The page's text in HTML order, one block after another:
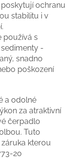
ochranu
stabilitu i v
používá s
-
snadno
poškození
a odolné
za atraktivní
čerpadlo
Tuto
kterou
20